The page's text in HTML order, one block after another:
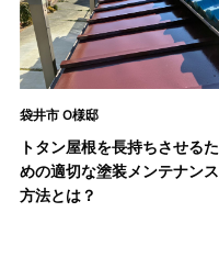
袋井市 O様邸
トタン屋根を長持ちさせるた
めの適切な塗装メンテナンス
方法とは？